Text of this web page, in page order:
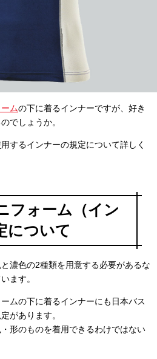
ムの下に着るインナーですが、好き
でしょうか。
するインナーの規定について詳しく
フォーム（イン
について
濃色の2種類を用意する必要があるな
ます。
ムの下に着るインナーにも日本バス
があります。
形のものを着用できるわけではない